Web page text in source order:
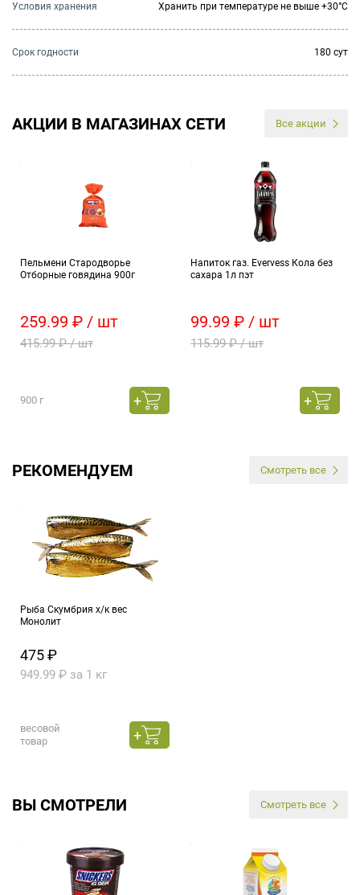
Условия хранения Хранить при температуре не выше +30°C
Cрок годности 180 сут
АКЦИИ В МАГАЗИНАХ СЕТИ Все акции
Пельмени Стародворье
Отборные говядина 900г
259.99 ₽ / шт
415.99 ₽ / шт
900 г
Напиток газ. Evervess Кола без
сахара 1л пэт
99.99 ₽ / шт
115.99 ₽ / шт
РЕКОМЕНДУЕМ Смотреть все
Рыба Скумбрия х/к вес
Монолит
475 ₽
949.99 ₽ за 1 кг
весовой
товар
ВЫ СМОТРЕЛИ Смотреть все